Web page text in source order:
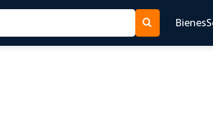
Bienes